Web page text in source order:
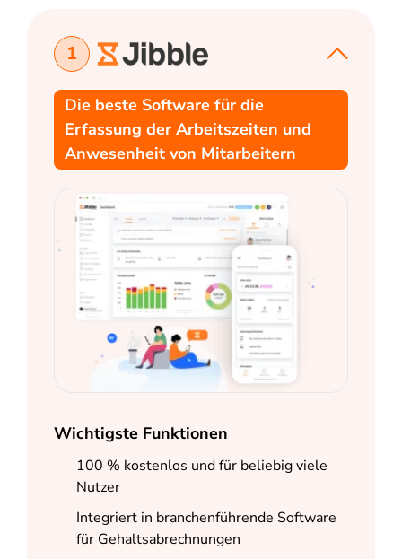
1
Die beste Software für die
Erfassung der Arbeitszeiten und
Anwesenheit von Mitarbeitern
Wichtigste Funktionen
100 % kostenlos und für beliebig viele
Nutzer
Integriert in branchenführende Software
für Gehaltsabrechnungen